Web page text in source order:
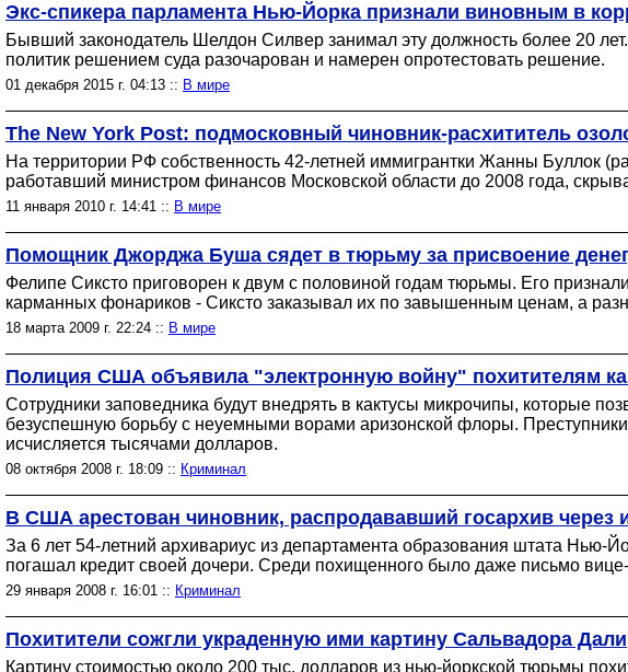
Экс-спикера парламента Нью-Йорка признали виновным в
Бывший законодатель Шелдон Силвер занимал эту должность более 20
политик решением суда разочарован и намерен опротестовать решение.
01 декабря 2015 г. 04:13 :: В мире
The New York Post: подмосковный чиновник-расхититель
На территории РФ собственность 42-летней иммигрантки Жанны Буллок
работавший министром финансов Московской области до 2008 года,
11 января 2010 г. 14:41 :: В мире
Помощник Джорджа Буша сядет в тюрьму за присвоение
Фелипе Сиксто приговорен к двум с половиной годам тюрьмы. Его
карманных фонариков - Сиксто заказывал их по завышенным ценам, а
18 марта 2009 г. 22:24 :: В мире
Полиция США объявила "электронную войну" похитителям
Сотрудники заповедника будут внедрять в кактусы микрочипы, которые
безуспешную борьбу с неуемными ворами аризонской флоры.
исчисляется тысячами долларов.
08 октября 2008 г. 18:09 :: Криминал
В США арестован чиновник, распродававший госархив через
За 6 лет 54-летний архивариус из департамента образования штата Нью-
погашал кредит своей дочери. Среди похищенного было даже письмо
29 января 2008 г. 16:01 :: Криминал
Похитители сожгли украденную ими картину Сальвадора Дали
Картину стоимостью около 200 тыс. долларов из нью-йоркской тюрьмы